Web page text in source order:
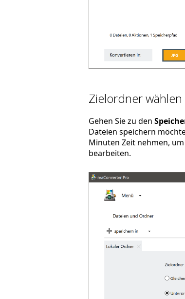
Zielordner wählen
Gehen Sie zu den
Dateien speichern
Minuten Zeit nehmen,
bearbeiten.